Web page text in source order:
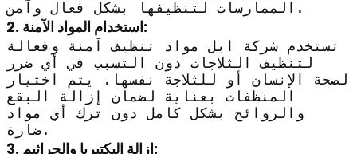
الممارسات لتنظيفها بشكل فعال وآمن.
2. استخدام المواد الآمنة:
تستخدم شركة ابل مواد تنظيف آمنة وفعالة
لتنظيف الثلاجات دون التسبب في أي ضرر
لصحة الإنسان أو للثلاجة نفسها. يتم اختيار
المنظفات بعناية لضمان إزالة البقع
والروائح بشكل كامل دون ترك أي مواد
ضارة.
3. إزالة البكتيريا والجراثيم: